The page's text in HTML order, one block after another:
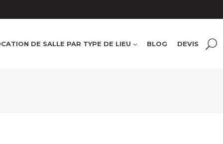
DE SALLE PAR TYPE DE LIEU BLOG DEVIS